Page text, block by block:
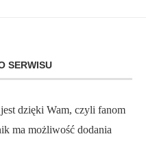
SERWISU
dzięki Wam, czyli fanom
ma możliwość dodania